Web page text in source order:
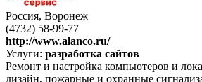
Россия, Воронеж
(4732) 58-99-77
http://www.alanco.ru/
Услуги: разработка сайтов
Ремонт и настройка компьютеров и
дизайн, пожарные и охранные